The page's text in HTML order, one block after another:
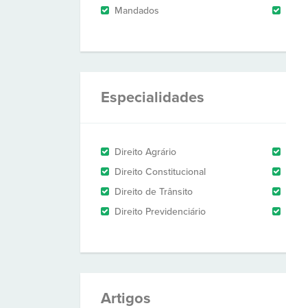
Mandados
Especialidades
Direito Agrário
Direito Constitucional
Direito de Trânsito
Direito Previdenciário
Artigos